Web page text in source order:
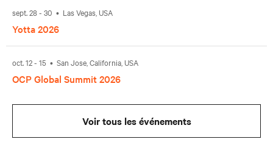
sept. 28 - 30 • Las Vegas, USA
Yotta 2026
oct. 12 - 15 • San Jose, California, USA
OCP Global Summit 2026
Voir tous les événements